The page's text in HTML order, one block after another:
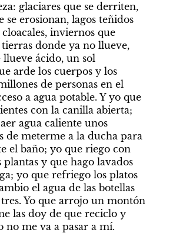
glaciares que se derriten,
se erosionan, lagos teñidos
inviernos que
tierras donde ya no llueve,
ácido, un sol
arde los cuerpos y los
de personas en el
a agua potable. Y yo que
con la canilla abierta;
agua caliente unos
de meterme a la ducha para
el baño; yo que riego con
plantas y que hago lavados
yo que refriego los platos
el agua de las botellas
Yo que arrojo un montón
las doy de que reciclo y
no me va a pasar a mí.